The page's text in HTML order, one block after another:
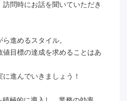
問時にお話を聞いていただき
進めるスタイル。
目標の達成を求めることはあ
進んでいきましょう！